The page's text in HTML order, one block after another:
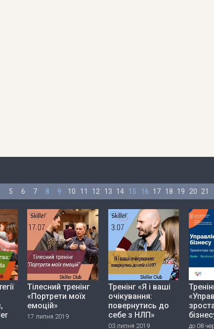
5 6 7 8 9 10 11 12 13 14 15 16 17 18 19 20 21
Тілесний тренінг
«Портрети моїх
емоцій»
17 липня 2019
Тренінг «Я і ваші
очікування:
повернутись до
себе з НЛП»
03 липня 2019 до 08